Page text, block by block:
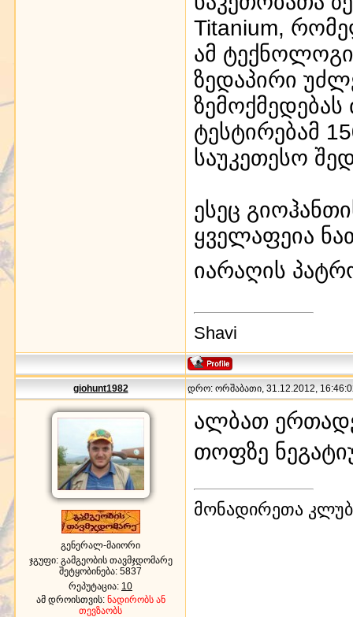
Titanium,
ამ
ზედაპირი
ტესტირებამ
საუკეთესო
ესეც
ყველაფეია
იარაღის
Shavi
giohunt1982 დრო: ორშაბათი, 31.12.2012,
გენერალ-მაიორი
ჯგუფი: გამგეობის თავმჯდომარე
შეტყობინება: 5837
რეპუტაცია: 10
ამ დროისთვის: ნადირობს ან
თევზაობს
ალბათ
თოფზე
მონადირეთა